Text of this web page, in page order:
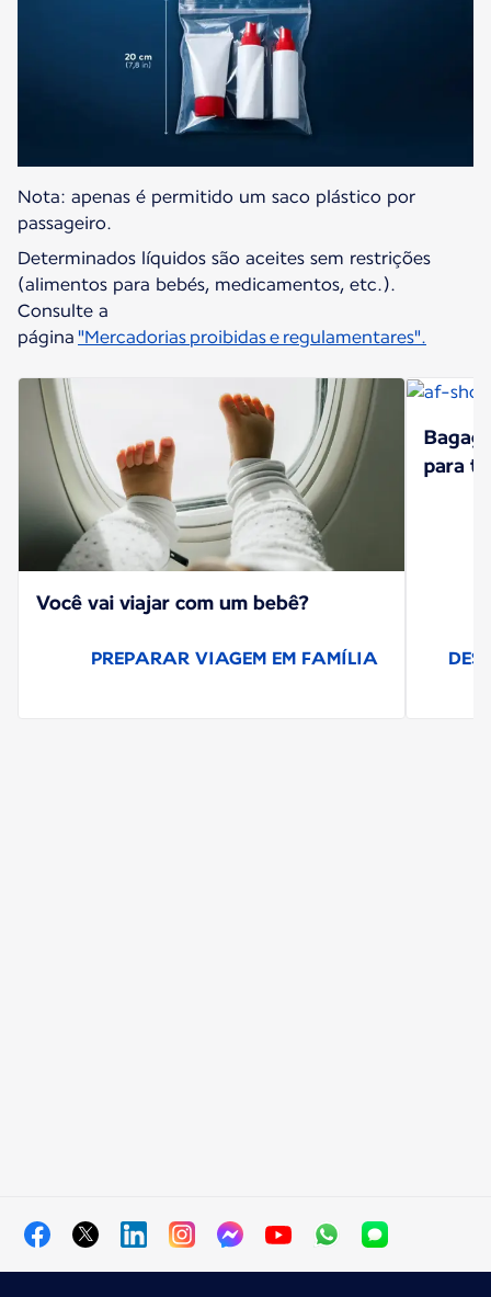
Nota: apenas é permitido um saco plástico por
passageiro.
Determinados líquidos são aceites sem restrições
(alimentos para bebés, medicamentos, etc.).
Consulte a
página "Mercadorias proibidas e regulamentares".
Você vai viajar com ​um bebê?
PREPARAR VIAGEM EM F​AMÍLIA
para